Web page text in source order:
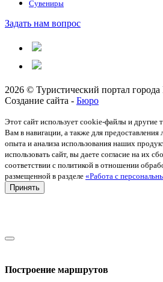
Сувениры
Задать нам вопрос
2026 © Туристический портал
Создание сайта - Бюро
Этот сайт использует cookie-файлы и другие
Вам в навигации, а также для предоставления
опыта и анализа использования наших
использовать сайт, вы даете согласие на их
соответствии с политикой в отношении
размещенной в разделе «Работа с
Принять
Построение маршрутов